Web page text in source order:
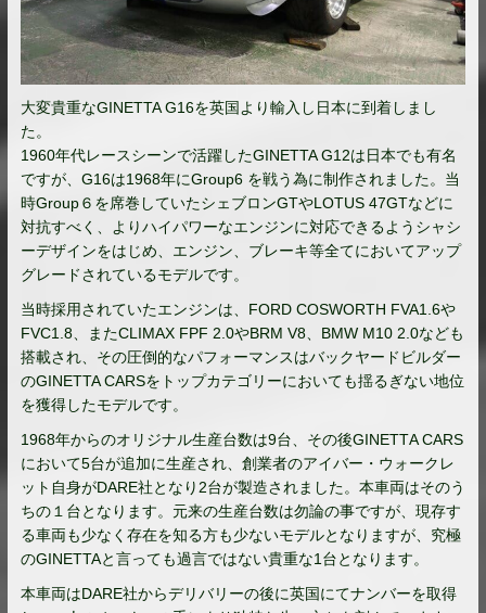
大変貴重なGINETTA G16を英国より輸入し日本に到着しまし
た。
1960年代レースシーンで活躍したGINETTA G12は日本でも有名
ですが、G16は1968年にGroup6 を戦う為に制作されました。当
時Group６を席巻していたシェブロンGTやLOTUS 47GTなどに
対抗すべく、よりハイパワーなエンジンに対応でき るようシャシ
ーデザインをはじめ、エンジン、ブレーキ等全てにおいてアップ
グレードされているモデルです。
当時採用されていたエンジンは、FORD COSWORTH FVA1.6や
FVC1.8、またCLIMAX FPF 2.0やBRM V8、BMW M10 2.0なども
搭載され、その圧倒的なパフォーマンスはバックヤー ドビルダー
のGINETTA CARSをトップカテゴリーにおいても揺るぎない地位
を獲得したモデルです。
1968年からのオリジナル生産台数は9台、その後GINETTA CARS
において5台が追加に生産され、創業者のアイバー・ウォークレ
ット自身がDARE社となり2台が製造されました。本車両はそのう
ちの１台となります。元来の生産台数は勿論の事ですが、 現存す
る車両も少なく存在を知る方も少ないモデルとなりますが、 究極
のGINETTAと言っても過言ではない貴重な1台となります。
本車両はDARE社からデリバリーの後に英国にてナンバーを取得